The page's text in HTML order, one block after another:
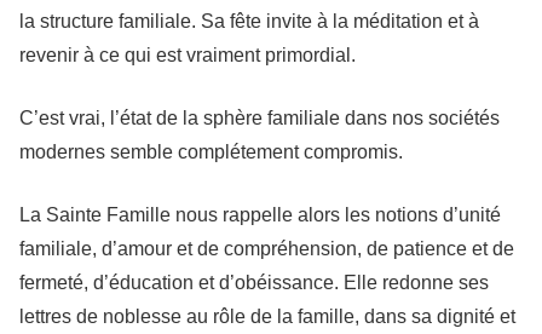
la structure familiale. Sa fête invite à la méditation et à
revenir à ce qui est vraiment primordial.
C’est vrai, l’état de la sphère familiale dans nos sociétés
modernes semble complétement compromis.
La Sainte Famille nous rappelle alors les notions d’unité
familiale, d’amour et de compréhension, de patience et de
fermeté, d’éducation et d’obéissance. Elle redonne ses
lettres de noblesse au rôle de la famille, dans sa dignité et